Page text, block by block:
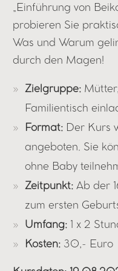
„Einführung von
probieren Sie
Was und Warum
durch den Magen!
Zielgruppe:
Familientisch
Format:Der Kurs
angeboten. Sie
ohne Baby
Zeitpunkt:Ab der
zum ersten
Umfang:1 x 2
Kosten:30,- Euro